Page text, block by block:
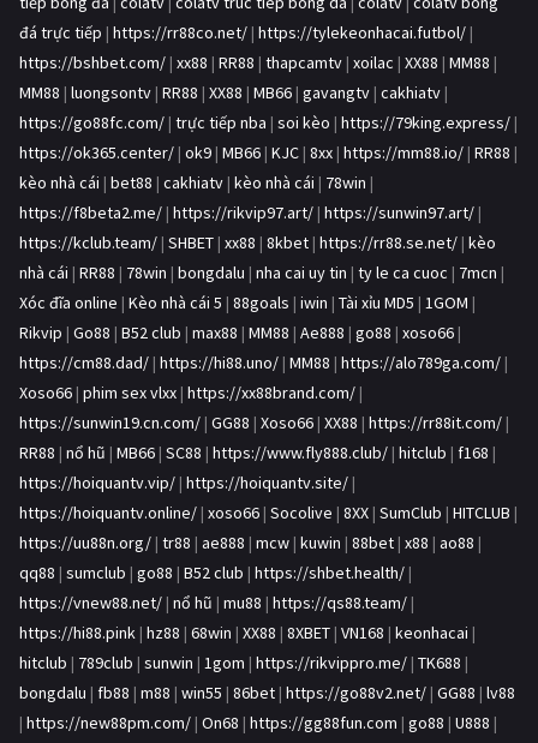
đá trực tiếp | https://rr88co.net/ | https://tylekeonhacai.futbol/ |
https://bshbet.com/ | xx88 | RR88 | thapcamtv | xoilac | XX88 | MM88 |
MM88 | luongsontv | RR88 | XX88 | MB66 | gavangtv | cakhiatv |
https://go88fc.com/ | trực tiếp nba | soi kèo | https://79king.express/ |
https://ok365.center/ | ok9 | MB66 | KJC | 8xx | https://mm88.io/ | RR88 |
kèo nhà cái | bet88 | cakhiatv | kèo nhà cái | 78win |
https://f8beta2.me/ | https://rikvip97.art/ | https://sunwin97.art/ |
https://kclub.team/ | SHBET | xx88 | 8kbet | https://rr88.se.net/ | kèo
nhà cái | RR88 | 78win | bongdalu | nha cai uy tin | ty le ca cuoc | 7mcn |
Xóc đĩa online | Kèo nhà cái 5 | 88goals | iwin | Tài xỉu MD5 | 1GOM |
Rikvip | Go88 | B52 club | max88 | MM88 | Ae888 | go88 | xoso66 |
https://cm88.dad/ | https://hi88.uno/ | MM88 | https://alo789ga.com/ |
Xoso66 | phim sex vlxx | https://xx88brand.com/ |
https://sunwin19.cn.com/ | GG88 | Xoso66 | XX88 | https://rr88it.com/ |
RR88 | nổ hũ | MB66 | SC88 | https://www.fly888.club/ | hitclub | f168 |
https://hoiquantv.vip/ | https://hoiquantv.site/ |
https://hoiquantv.online/ | xoso66 | Socolive | 8XX | SumClub | HITCLUB |
https://uu88n.org/ | tr88 | ae888 | mcw | kuwin | 88bet | x88 | ao88 |
qq88 | sumclub | go88 | B52 club | https://shbet.health/ |
https://vnew88.net/ | nổ hũ | mu88 | https://qs88.team/ |
https://hi88.pink | hz88 | 68win | XX88 | 8XBET | VN168 | keonhacai |
hitclub | 789club | sunwin | 1gom | https://rikvippro.me/ | TK688 |
bongdalu | fb88 | m88 | win55 | 86bet | https://go88v2.net/ | GG88 | lv88
| https://new88pm.com/ | On68 | https://gg88fun.com | go88 | U888 |